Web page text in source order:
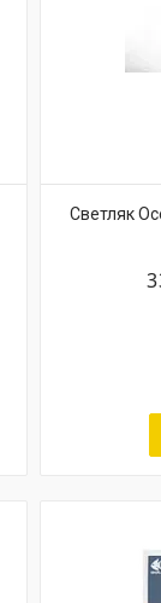
Светляк